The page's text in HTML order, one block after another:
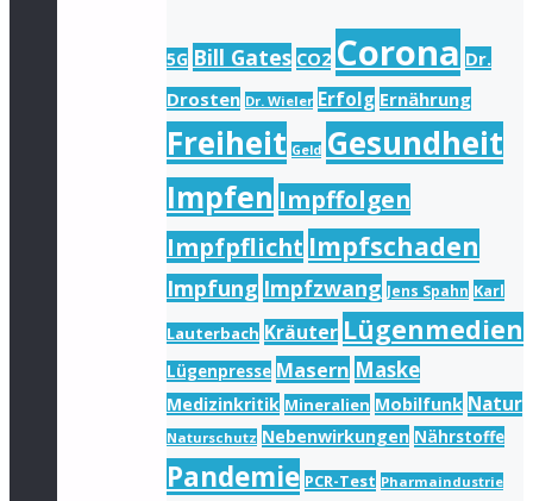
5G Bill Gates CO2 Corona Dr.
Drosten Dr. Wieler Erfolg Ernährung
Freiheit Geld Gesundheit
Impfen Impffolgen
Impfpflicht Impfschaden
Impfung Impfzwang Jens Spahn Karl
Lauterbach Kräuter Lügenmedien
Lügenpresse Masern Maske
Medizinkritik Mineralien Mobilfunk Natur
Naturschutz Nebenwirkungen Nährstoffe
Pandemie PCR-Test Pharmaindustrie